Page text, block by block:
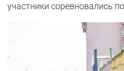
участники соревновались